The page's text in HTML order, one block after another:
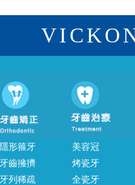
隱形箍牙
牙齒擁擠
牙列稀疏
美容冠
烤瓷牙
全瓷牙